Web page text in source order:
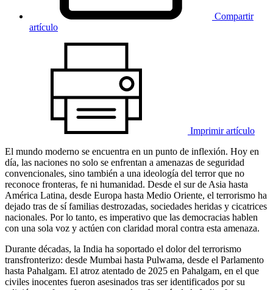
Compartir
artículo
Imprimir artículo
El mundo moderno se encuentra en un punto de inflexión. Hoy en
día, las naciones no solo se enfrentan a amenazas de seguridad
convencionales, sino también a una ideología del terror que no
reconoce fronteras, fe ni humanidad. Desde el sur de Asia hasta
América Latina, desde Europa hasta Medio Oriente, el terrorismo ha
dejado tras de sí familias destrozadas, sociedades heridas y cicatrices
nacionales. Por lo tanto, es imperativo que las democracias hablen
con una sola voz y actúen con claridad moral contra esta amenaza.
Durante décadas, la India ha soportado el dolor del terrorismo
transfronterizo: desde Mumbai hasta Pulwama, desde el Parlamento
hasta Pahalgam. El atroz atentado de 2025 en Pahalgam, en el que
civiles inocentes fueron asesinados tras ser identificados por su